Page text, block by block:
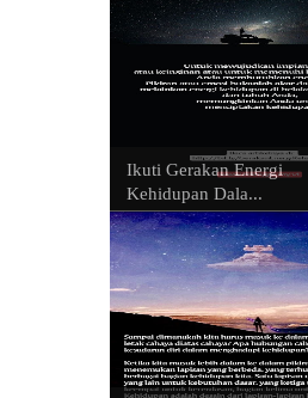
Ikuti Gerakan Energi
Kehidupan Dala...